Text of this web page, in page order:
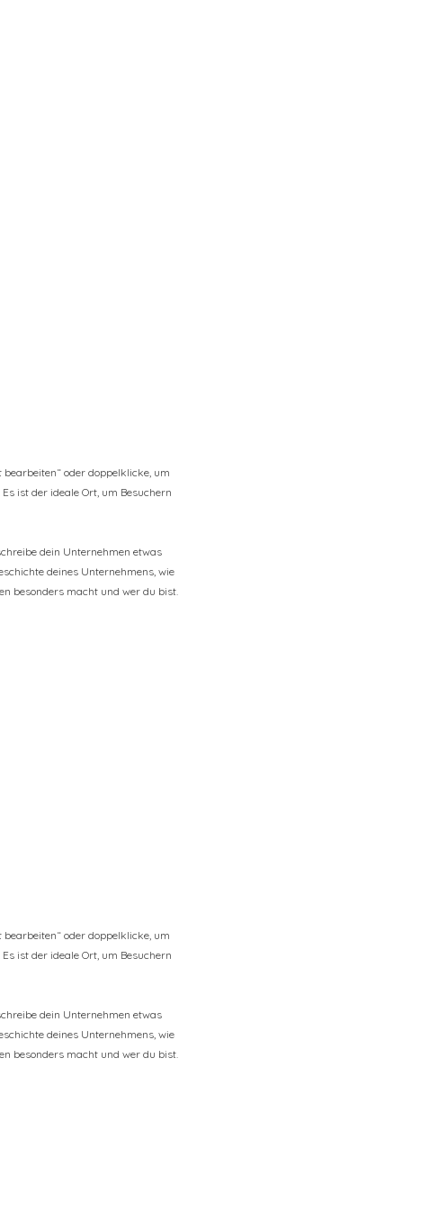
oder doppelklicke, um
ist der ideale Ort, um Besuchern
dein Unternehmen etwas
deines Unternehmens, wie
besonders macht und wer du bist.
oder doppelklicke, um
ist der ideale Ort, um Besuchern
dein Unternehmen etwas
deines Unternehmens, wie
besonders macht und wer du bist.